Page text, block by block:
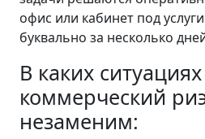
офис или кабинет под
буквально за несколько
В каких ситуациях
коммерческий
незаменим: